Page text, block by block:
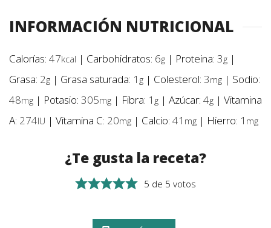
INFORMACIÓN NUTRICIONAL
Calorías: 47kcal | Carbohidratos: 6g | Proteina: 3g |
Grasa: 2g | Grasa saturada: 1 g | Colesterol: 3mg | Sodio:
48mg | Potasio: 305mg | Fibra: 1 g | Azúcar: 4g | Vitamina
A: 274IU | Vitamina C: 20mg | Calcio: 41 mg | Hierro: 1 mg
¿Te gusta la receta?
5 de 5 votos